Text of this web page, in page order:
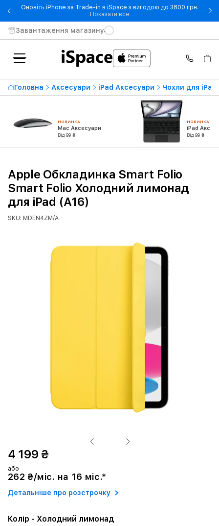
Оновіть iPhone за Trade-in в iSpace з вигодою до 3800 грн.
Показати все- Оновіть iPhone за Trade-in
Завантаження магазину
Головна Аксесуари iPad Аксесуари Чохли для iPad
НОВИНКА
Mac Аксесуари
Від 99 ₴
НОВИНКА
iPad
Від 99 ₴
Apple Обкладинка Smart Folio
Smart Folio Холодний лимонад
для iPad (A16)
SKU: MDEN4ZM/A
4 199 ₴
або
262 ₴/міс. на 16 міс.*
Детальніше про розстрочку
Колір - Холодний лимонад